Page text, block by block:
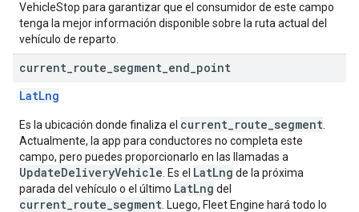
VehicleStop para garantizar que el consumidor de este campo
tenga la mejor información disponible sobre la ruta actual del
vehículo de reparto.
current route segment end point
LatLng
Es la ubicación donde finaliza el current_route_segment
Actualmente, la app para conductores no completa este
campo, pero puedes proporcionarlo en las llamadas a
UpdateDeliveryVehicle . Es el LatLng de la próxima
parada del vehículo o el último LatLng del
current_route_segment . Luego, Fleet Engine hará todo lo